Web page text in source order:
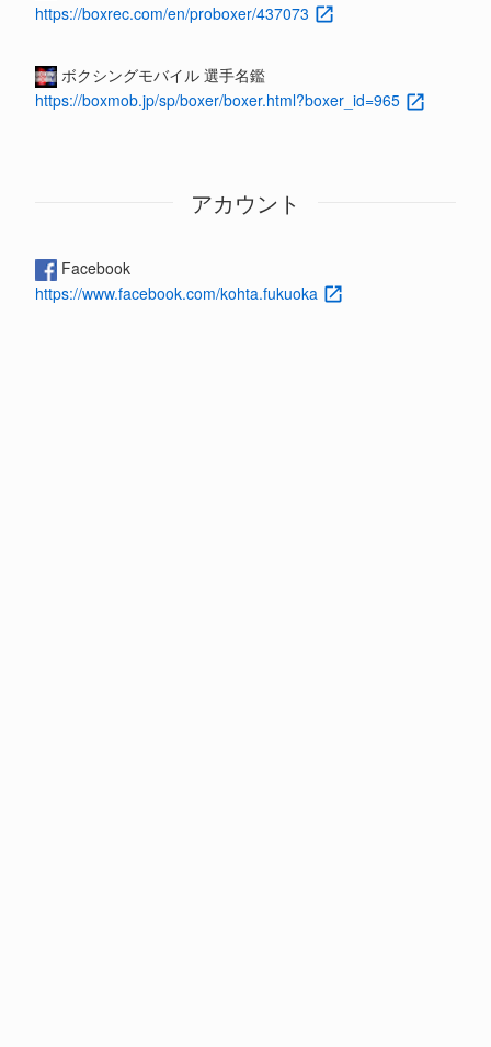
https://boxrec.com/en/proboxer/437073
ボクシングモバイル 選手名鑑
https://boxmob.jp/sp/boxer/boxer.html?boxer_id=965
アカウント
Facebook
https://www.facebook.com/kohta.fukuoka